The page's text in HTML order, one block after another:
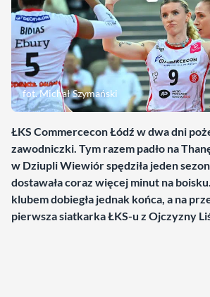
fot. Michał Szymański
ŁKS Commercecon Łódź w dwa dni
zawodniczki. Tym razem padło na
w Dziupli Wiewiór spędziła jeden
dostawała coraz więcej minut na
klubem dobiegła jednak końca, a na
pierwsza siatkarka ŁKS-u z Ojczyzny